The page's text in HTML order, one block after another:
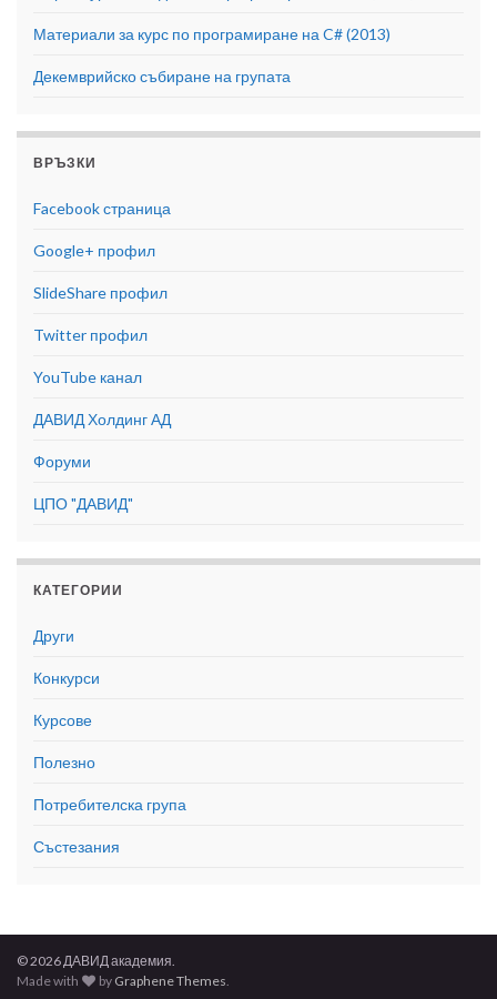
Материали за курс по програмиране на C# (2013)
Декемврийско събиране на групата
ВРЪЗКИ
Facebook страница
Google+ профил
SlideShare профил
Twitter профил
YouTube канал
ДАВИД Холдинг АД
Форуми
ЦПО "ДАВИД"
КАТЕГОРИИ
Други
Конкурси
Курсове
Полезно
Потребителска група
Състезания
© 2026 ДАВИД академия.
Made with
by Graphene Themes.